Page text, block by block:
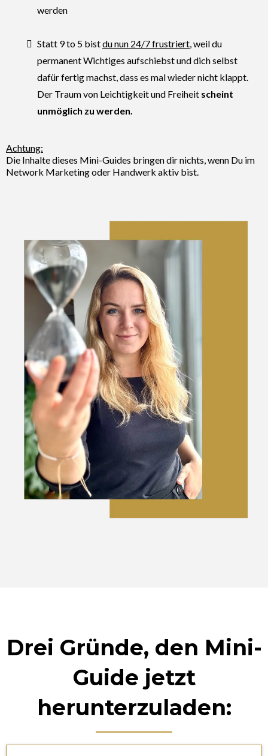
werden
Statt 9 to 5 bistdu nun 24/7 frustriert, weil du
permanent Wichtiges aufschiebst und dich selbst
dafür fertig machst, dass es mal wieder nicht klappt.
Der Traum von Leichtigkeit und Freiheit scheint
unmöglich zu werden.
Achtung:
Die Inhalte dieses Mini-Guides bringen dir nichts, wenn Du im
Network Marketing oder Handwerk aktiv bist.
Drei Gründe, den Mini-
Guide jetzt
herunterzuladen: